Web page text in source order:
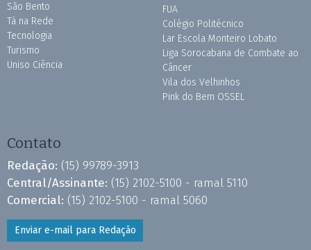
São Bento
Tá na Rede
Tecnologia
Turismo
Uniso Ciência
FUA
Colégio Politécnico
Lar Escola Monteiro Lobato
Liga Sorocabana de Combate ao
Câncer
Vila dos Velhinhos
Pink do Bem OSSEL
Contato
Redação: (15) 99789-3913
Central/Assinante: (15) 2102-5100 - ramal 5110
Comercial: (15) 2102-5100 - ramal 5060
Enviar e-mail para Redação